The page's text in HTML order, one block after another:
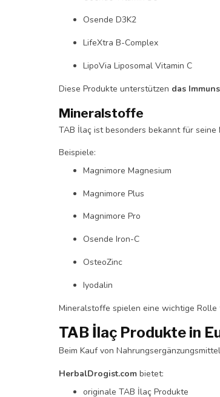
Osende D3K2
LifeXtra B-Complex
LipoVia Liposomal Vitamin C
Diese Produkte unterstützen das
Mineralstoffe
TAB İlaç ist besonders bekannt für
Beispiele:
Magnimore Magnesium
Magnimore Plus
Magnimore Pro
Osende Iron-C
OsteoZinc
Iyodalin
Mineralstoffe spielen eine wichtige Rolle
TAB İlaç Produkte in
Beim Kauf von
HerbalDrogist.com bietet:
originale TAB İlaç Produkte